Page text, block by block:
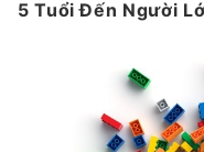
5 Tuổi Đến Người